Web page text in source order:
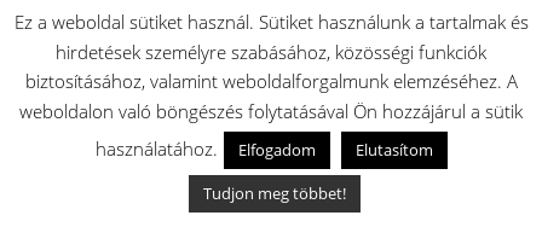
hőmérsékletszabályozó(28) hőmérsékletszabályzó(29)
hőmérő(5) hőszigetelt (2) hőszivattyús szárítógép(25)
hőállógumi(2) hőálló izzó (15) hőérzékelő(13) hűtő(393)
hűtőajtó-tartozék(41) hűtőajtógumi(31) hűtőajtópolc
Hűtőajtó zsanérok/ajtópántok
Ez a weboldal sütiket használ. Sütiket használunk a tartalmak és
hirdetések személyre szabásához, közösségi funkciók
biztosításához, valamint weboldalforgalmunk elemzéséhez. A
weboldalon való böngészés folytatásával Ön hozzájárul a sütik
használatához.
Elfogadom
Elutasítom
Tudjon meg többet!